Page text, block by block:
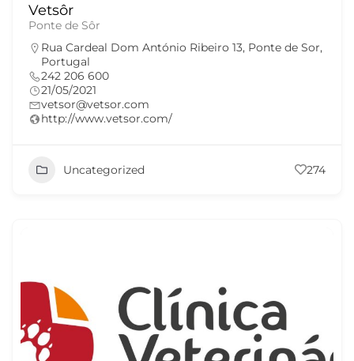
Vetsôr
Ponte de Sôr
Rua Cardeal Dom António Ribeiro 13, Ponte de Sor,
Portugal
242 206 600
21/05/2021
vetsor@vetsor.com
http://www.vetsor.com/
Uncategorized 274